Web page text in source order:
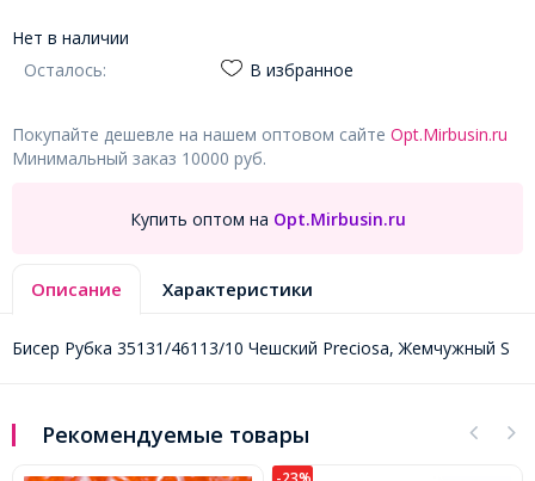
Нет в наличии
Осталось:
В избранное
Покупайте дешевле на нашем оптовом сайте Opt.Mirbusin.ru
Минимальный заказ 10000 руб.
Купить оптом на Opt.Mirbusin.ru
Описание Характеристики
Бисер Рубка 35131/46113/10 Чешский Preciosa, Жемчужный S
Рекомендуемые товары